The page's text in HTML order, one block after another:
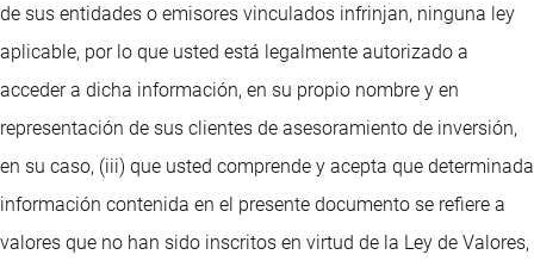
de sus entidades o emisores vinculados infrinjan, ninguna ley
aplicable, por lo que usted está legalmente autorizado a
acceder a dicha información, en su propio nombre y en
representación de sus clientes de asesoramiento de inversión,
en su caso, (iii) que usted comprende y acepta que determinada
información contenida en el presente documento se refiere a
valores que no han sido inscritos en virtud de la Ley de Valores,